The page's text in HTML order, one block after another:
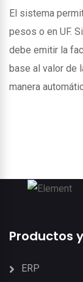
El sistema
pesos o en UF.
debe emitir la
base al valor de
manera
Productos
ERP